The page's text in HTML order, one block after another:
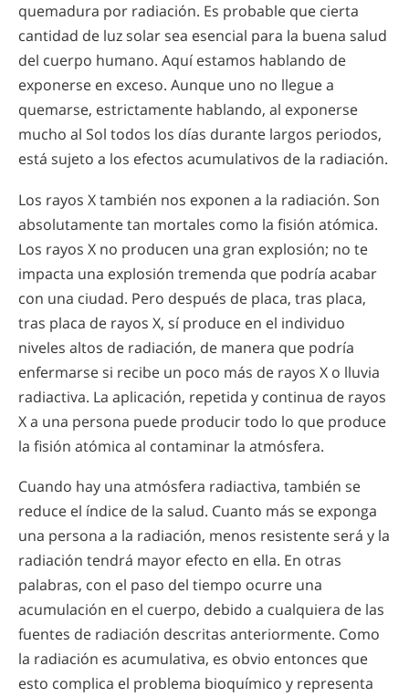
quemadura por radiación. Es probable que cierta
cantidad de luz solar sea esencial para la buena salud
del cuerpo humano. Aquí estamos hablando de
exponerse en exceso. Aunque uno no llegue a
quemarse, estrictamente hablando, al exponerse
mucho al Sol todos los días durante largos periodos,
está sujeto a los efectos acumulativos de la radiación.
Los rayos X también nos exponen a la radiación. Son
absolutamente tan mortales como la fisión atómica.
Los rayos X no producen una gran explosión; no te
impacta una explosión tremenda que podría acabar
con una ciudad. Pero después de placa, tras placa,
tras placa de rayos X, sí produce en el individuo
niveles altos de radiación, de manera que podría
enfermarse si recibe un poco más de rayos X o lluvia
radiactiva. La aplicación, repetida y continua de rayos
X a una persona puede producir todo lo que produce
la fisión atómica al contaminar la atmósfera.
Cuando hay una atmósfera radiactiva, también se
reduce el índice de la salud. Cuanto más se exponga
una persona a la radiación, menos resistente será y la
radiación tendrá mayor efecto en ella. En otras
palabras, con el paso del tiempo ocurre una
acumulación en el cuerpo, debido a cualquiera de las
fuentes de radiación descritas anteriormente. Como
la radiación es acumulativa, es obvio entonces que
esto complica el problema bioquímico y representa